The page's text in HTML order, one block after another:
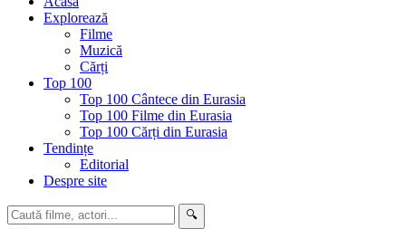
Explorează
Filme
Muzică
Cărți
Top 100
Top 100 Cântece din Eurasia
Top 100 Filme din Eurasia
Top 100 Cărți din Eurasia
Tendințe
Editorial
Despre site
🔍